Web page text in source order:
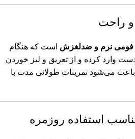
راحت
فومی نرم و ضدلغزش است که هنگام
وارد کرده و از تعریق و لیز خوردن
می‌شود تمرینات طولانی مدت با
استفاده روزمره